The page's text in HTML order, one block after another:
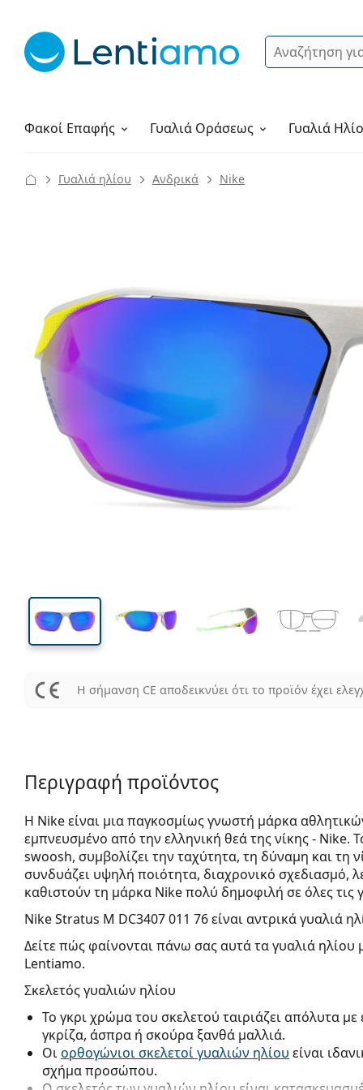
Αναζήτηση
Φακοί Επαφής
Υγρά φακών ΓυαλιάΟράσεως Γυαλιά
Πώς να παραγγείλετε
Γυαλιά ηλίου Ανδρικά Nike
40 mm
Ύψος φακού Μήκος φακού
Μήκος
Η σήμανση CE αποδεικνύει ότι το προϊόν έχει
Περιγραφή προϊόντος
Η Nike είναι μια παγκοσμίως γνωστή μάρκα
εμπνευσμένο από την ελληνική θεά της νίκης - Nike.
swoosh, συμβολίζει την ταχύτητα, τη δύναμη και
συνδυάζει υψηλή ποιότητα, διαχρονικό σχεδιασμό,
καθιστούν τη μάρκα Nike πολύ δημοφιλή σε όλες τις
Nike Stratus M DC3407 011 76είναι αντρικά γυαλιά
Δείτε πώς φαίνονται πάνω σας αυτά τα γυαλιά ηλίου
Lentiamo.
Σκελετός γυαλιών ηλίου
Το γκρι χρώμα του σκελετού ταιριάζει απόλυτα
γκρίζα, άσπρα ή σκούρα ξανθά μαλλιά.
Οιορθογώνιοι σκελετοί γυαλιών ηλίου είναι
σχήμα προσώπου.